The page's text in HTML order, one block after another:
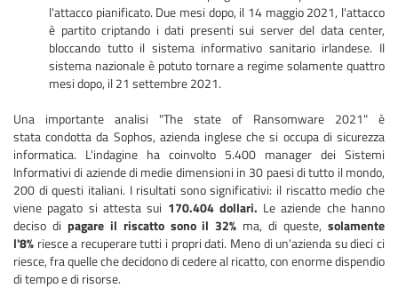
l'attacco pianificato. Due mesi dopo, il 14 maggio 2021, l'attacco
è partito criptando i dati presenti sui server del data center,
bloccando tutto il sistema informativo sanitario irlandese. Il
sistema nazionale è potuto tornare a regime solamente quattro
mesi dopo, il 21 settembre 2021.
Una importante analisi "The state of Ransomware 2021" è
stata condotta da Sophos, azienda inglese che si occupa di sicurezza
informatica. L'indagine ha coinvolto 5.400 manager dei Sistemi
Informativi di aziende di medie dimensioni in 30 paesi di tutto il mondo,
200 di questi italiani. I risultati sono significativi: il riscatto medio che
viene pagato si attesta sui 170.404 dollari. Le aziende che hanno
deciso di pagare il riscatto sono il 32% ma, di queste, solamente
l'8% riesce a recuperare tutti i propri dati. Meno di un'azienda su dieci ci
riesce, fra quelle che decidono di cedere al ricatto, con enorme dispendio
di tempo e di risorse.